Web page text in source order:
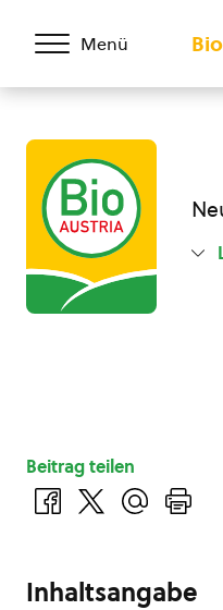
Menü
Beitrag teilen
Inhaltsangabe